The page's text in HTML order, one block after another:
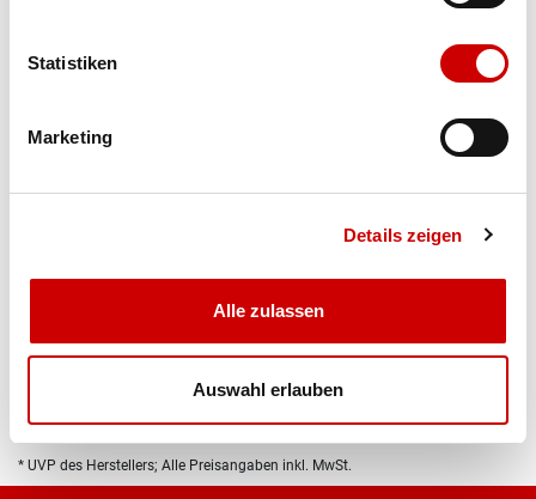
Statistiken
Marketing
Details zeigen
Alle zulassen
Auswahl erlauben
IN DEN WARENKORB
Bis 17:00 Uhr bestellen: morgen geliefert - ab CHF 50.00
Produktbeschreibung
* UVP des Herstellers; Alle Preisangaben inkl. MwSt.